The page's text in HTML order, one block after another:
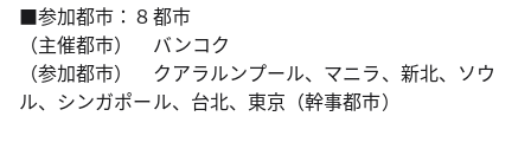
■参加都市：８都市
（主催都市） バンコク
（参加都市） クアラルンプール、マニラ、新北、ソウ
ル、シンガポール、台北、東京（幹事都市）